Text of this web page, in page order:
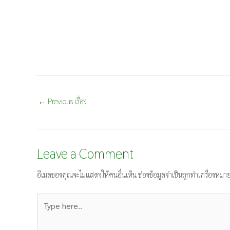
← Previous เรื่อง
Leave a Comment
อีเมลของคุณจะไม่แสดงให้คนอื่นเห็นช่องข้อมูลจำเป็นถูกทำเครื่องหม
here..